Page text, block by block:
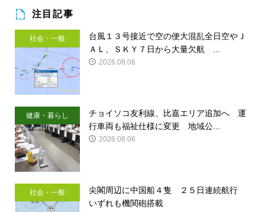
注目記事
社会・一般
台風１３号接近で空の便大混乱全日空やＪ
ＡＬ、ＳＫＹ７日から大量欠航 ...
2026.08.06
健康・暮らし
チョイソコ友利線、比嘉エリア追加へ 運
行車両も福祉仕様に変更 地域公...
2026.08.06
社会・一般
尖閣周辺に中国船４隻 ２５日連続航行
いずれも機関砲搭載